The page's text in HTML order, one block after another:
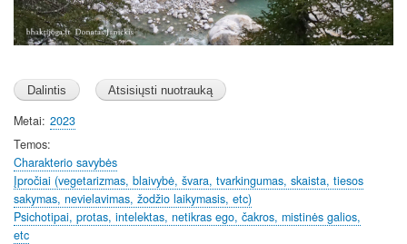
Metai 2023
Temos
Charakterio savybės
Įpročiai (vegetarizmas, blaivybė, švara, tvarkingumas, skaista, tiesos
sakymas, nevielavimas, žodžio laikymasis, etc)
Psichotipai, protas, intelektas, netikras ego, čakros, mistinės galios,
etc